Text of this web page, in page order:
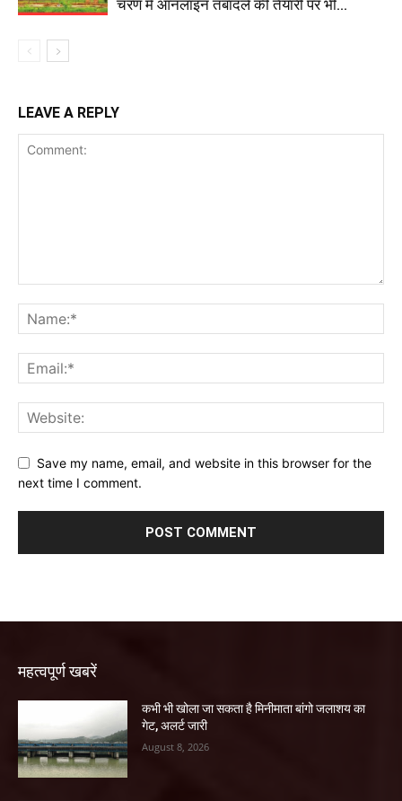
चरण में ऑनलाइन तबादले की तैयारी पर भी...
LEAVE A REPLY
Save my name, email, and website in this browser for the
next time I comment.
महत्वपूर्ण खबरें
कभी भी खोला जा सकता है मिनीमाता बांगो जलाशय का
गेट, अलर्ट जारी
August 8, 2026